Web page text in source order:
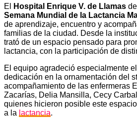
El Hospital Enrique V. de Llamas de
Semana Mundial de la Lactancia
de aprendizaje, encuentro y
familias de la ciudad. Desde la
trató de un espacio pensado para
lactancia, con la participación de
El equipo agradeció especialmente
dedicación en la ornamentación del
acompañamiento de las enfermeras
Zacarías, Delia Mansilla, Cecy
quienes hicieron posible este
a la lactancia.